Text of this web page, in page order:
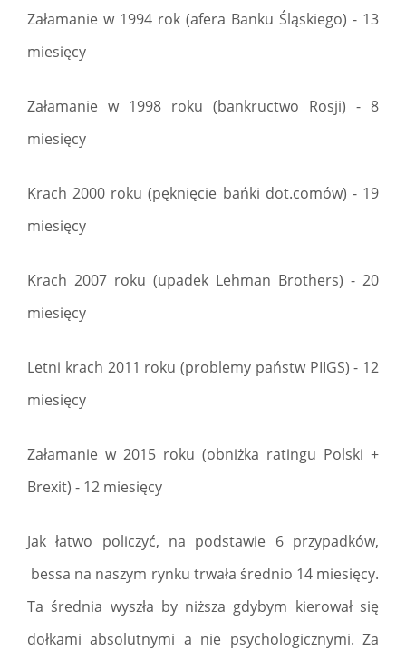
Załamanie w 1994 rok (afera Banku Śląskiego) - 13
miesięcy
Załamanie w 1998 roku (bankructwo Rosji) - 8
miesięcy
Krach 2000 roku (pęknięcie bańki dot.comów) - 19
miesięcy
Krach 2007 roku (upadek Lehman Brothers) - 20
miesięcy
Letni krach 2011 roku (problemy państw PIIGS) - 12
miesięcy
Załamanie w 2015 roku (obniżka ratingu Polski +
Brexit) - 12 miesięcy
Jak łatwo policzyć, na podstawie 6 przypadków,
bessa na naszym rynku trwała średnio 14 miesięcy.
Ta średnia wyszła by niższa gdybym kierował się
dołkami absolutnymi a nie psychologicznymi. Za